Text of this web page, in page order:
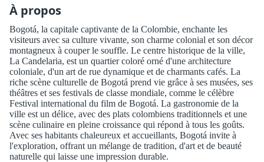
À propos
Bogotá, la capitale captivante de la Colombie, enchante les
visiteurs avec sa culture vivante, son charme colonial et son décor
montagneux à couper le souffle. Le centre historique de la ville,
La Candelaria, est un quartier coloré orné d'une architecture
coloniale, d'un art de rue dynamique et de charmants cafés. La
riche scène culturelle de Bogotá prend vie grâce à ses musées, ses
théâtres et ses festivals de classe mondiale, comme le célèbre
Festival international du film de Bogotá. La gastronomie de la
ville est un délice, avec des plats colombiens traditionnels et une
scène culinaire en pleine croissance qui répond à tous les goûts.
Avec ses habitants chaleureux et accueillants, Bogotá invite à
l'exploration, offrant un mélange de tradition, d'art et de beauté
naturelle qui laisse une impression durable.